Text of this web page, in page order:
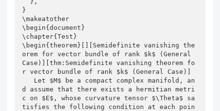
}
\makeatother
\begin{document}
\chapter{Test}
\begin{theorem}[][Semidefinite vanishing the
orem for vector bundle of rank $k$ (General
Case)][thm:Semidefinite vanishing theorem fo
r vector bundle of rank $k$ (General Case)]
d assume that there exists a hermitian metri
c on $E$, whose curvature tensor $\Theta$ sa
tisfies the following condition at each poin